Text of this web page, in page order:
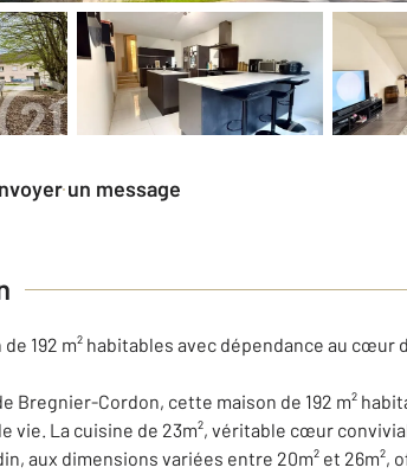
Envoyer un message
de 192 m² habitables avec dépendance au
Bregnier-Cordon, cette maison de 192 m²
vie. La cuisine de 23m², véritable cœur
aux dimensions variées entre 20m² et